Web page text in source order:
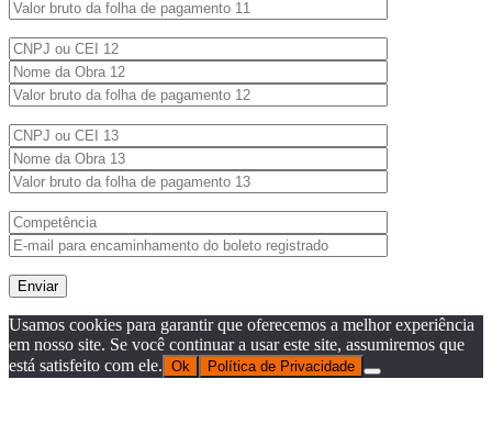
Usamos cookies para garantir que oferecemos a melhor experiência
em nosso site. Se você continuar a usar este site, assumiremos que
está satisfeito com ele. Ok Política de Privacidade